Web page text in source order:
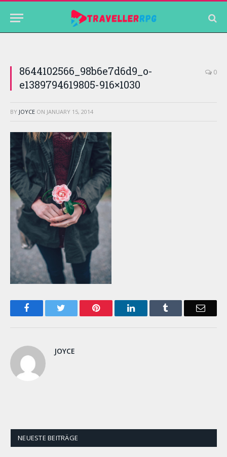
8644102566_98b6e7d6d9_o-
e1389794619805-916×1030
0
BY JOYCE ON JANUARY 15, 2014
Facebook Pinterest LinkedIn Email
JOYCE
NEUESTE BEITRÄGE